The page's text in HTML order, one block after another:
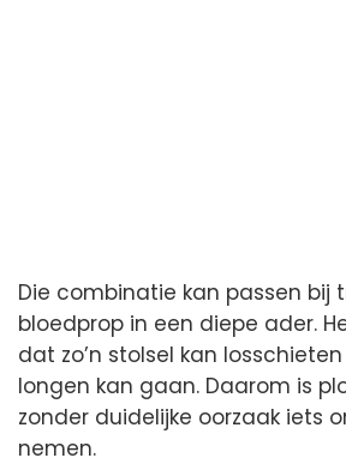
Die combinatie kan passen bij
bloedprop in een diepe ader.
dat zo’n stolsel kan
longen kan gaan. Daarom is
zonder duidelijke oorzaak iets
nemen.